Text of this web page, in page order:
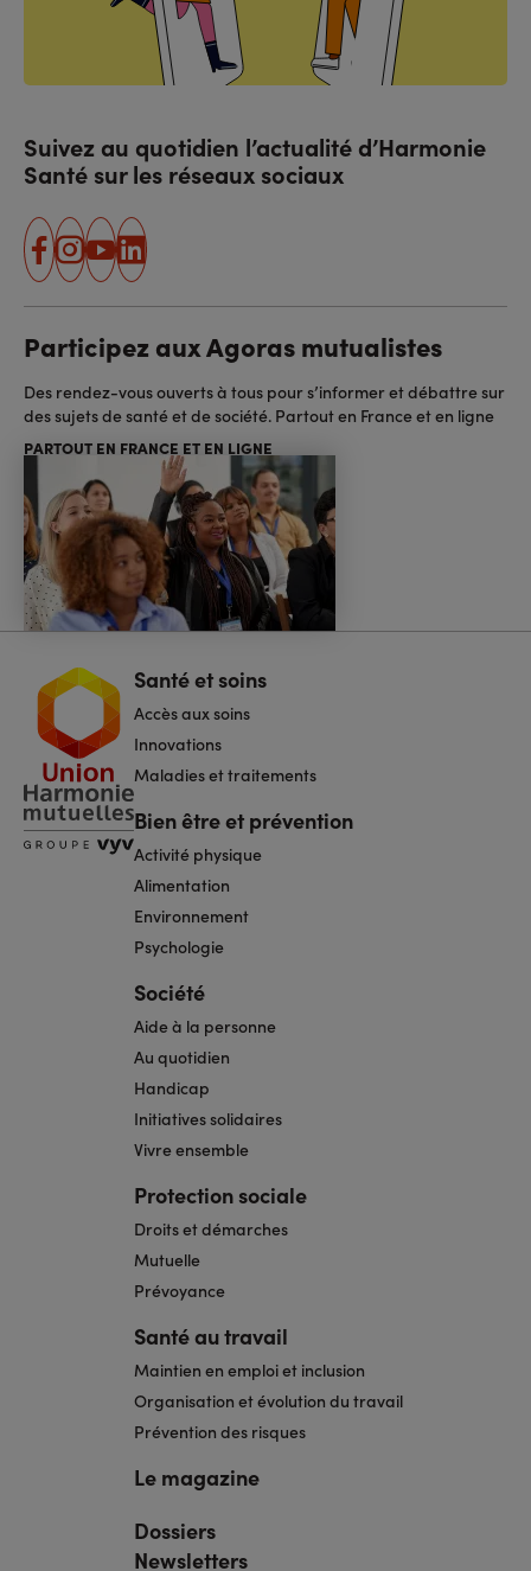
Suivez au quotidien l’actualité d’Harmonie
Santé sur les réseaux sociaux
facebook
instagram
youtube
linkedin
Participez aux Agoras mutualistes
Des rendez-vous ouverts à tous pour s’informer et débattre sur
des sujets de santé et de société. Partout en France et en ligne
PARTOUT EN FRANCE ET EN LIGNE
Navigation
de
page
Santé et soins
Accès aux soins
Innovations
Maladies et traitements
Bien être et prévention
Activité physique
Alimentation
Environnement
Psychologie
Société
Aide à la personne
Au quotidien
Handicap
Initiatives solidaires
Vivre ensemble
Protection sociale
Droits et démarches
Mutuelle
Prévoyance
Santé au travail
Maintien en emploi et inclusion
Organisation et évolution du travail
Prévention des risques
Le magazine
Navigation
pied
Dossiers
Newsletters